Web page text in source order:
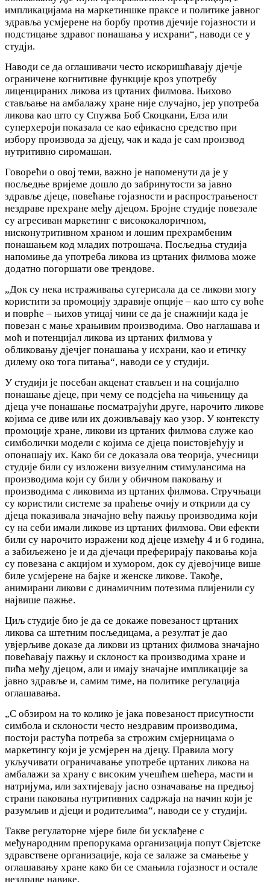
импликацијама на маркетиншке праксе и политике јавног
здравља усмјерене на борбу против дјечије гојазности и
подстицање здравог понашања у исхрани“, наводи се у
студји.
Наводи се да оглашивачи често искоришћавају дјечје
ограничене когнитивне функције кроз употребу
лиценцираних ликова из цртаних филмова. Њихово
стављање на амбалажу хране није случајно, јер употреба
ликова као што су Спужва Боб Скоцкани, Елза или
суперхероји показала се као ефикасно средство при
избору производа за дјецу, чак и када је сам производ
нутритивно сиромашан.
Говорећи о овој теми, важно је напоменути да је у
посљедње вријеме дошло до забринутости за јавно
здравље дјеце, повећање гојазности и распрострањеност
нездраве прехране међу дјецом. Бројне студије повезале
су агресиван маркетинг с висококалоричном,
нисконутритивном храном и лошим прехрамбеним
понашањем код младих потрошача. Посљедња студија
напомиње да употреба ликова из цртаних филмова може
додатно погоршати ове трендове.
„Док су нека истраживања сугерисала да се ликови могу
користити за промоцију здравије опције ‒ као што су воће
и поврће ‒ њихов утицај чини се да је снажнији када је
повезан с мање храњивим производима. Ово наглашава и
моћ и потенцијал ликова из цртаних филмова у
обликовању дјечјег понашања у исхрани, као и етичку
дилему око тога питања“, наводи се у студији.
У студији је посебан акценат стављен и на социјално
понашање дјеце, при чему се подсјећа на чињеницу да
дјеца уче понашање посматрајући друге, нарочито ликове
којима се диве или их доживљавају као узор. У контексту
промоције хране, ликови из цртаних филмова служе као
симболички модели с којима се дјеца поистовјећују и
опонашају их. Како би се доказала ова теорија, учесници
студије били су изложени визуелним стимулансима на
производима који су били у обичном паковању и
производима с ликовима из цртаних филмова. Стручњаци
су користили системе за праћење очију и открили да су
дјеца показивала значајно већу пажњу производима који
су на себи имали ликове из цртаних филмова. Ови ефекти
били су нарочито изражени код дјеце између 4 и 6 година,
а забиљежено је и да дјечаци преферирају паковања која
су повезана с акцијом и хумором, док су дјевојчице више
биле усмјерене на бајке и женске ликове. Такође,
анимирани ликови с динамичним потезима плијенили су
највише пажње.
Циљ студије био је да се докаже повезаност цртаних
ликова са штетним посљедицама, а резултат је дао
увјерљиве доказе да ликови из цртаних филмова значајно
повећавају пажњу и склоност ка производима хране и
пића међу дјецом, али и имају значајне импликације за
јавно здравље и, самим тиме, на политике регулација
оглашавања.
„С обзиром на то колико је јака повезаност присутности
симбола и склоности често нездравим производима,
постоји растућа потреба за строжим смјерницама о
маркетингу који је усмјерен на дјецу. Правила могу
укључивати ограничавање употребе цртаних ликова на
амбалажи за храну с високим учешћем шећера, масти и
натријума, или захтијевају јасно означавање на предњој
страни паковања нутритивних садржаја на начин који је
разумљив и дјеци и родитељима“, наводи се у студији.
Такве регулаторне мјере биле би усклађене с
међународним препорукама организација попут Свјетске
здравствене организације, која се залаже за смањење у
оглашавању хране како би се смањила гојазност и остале
нездраве навике.